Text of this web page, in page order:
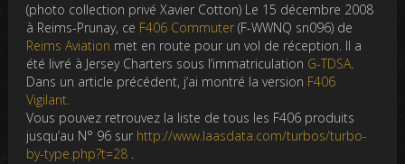
(photo collection privé Xavier Cotton) Le 15 décembre 2008
à Reims-Prunay, ce F406 Commuter (F-WWNQ sn096) de
Reims Aviation met en route pour un vol de réception. Il a
été livré à Jersey Charters sous l’immatriculation G-TDSA.
Dans un article précédent, j’ai montré la version F406
Vigilant.
Vous pouvez retrouvez la liste de tous les F406 produits
jusqu’au N° 96 sur http://www.laasdata.com/turbos/turbo-
by-type.php?t=28 .